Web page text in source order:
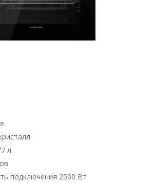
л
подключения 2500 Вт